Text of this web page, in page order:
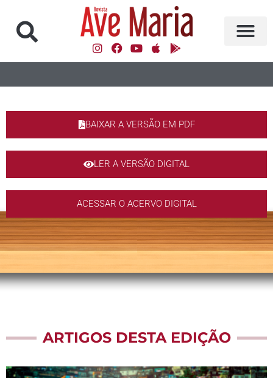
BAIXAR A VERSÃO EM PDF
LER A VERSÃO DIGITAL
ACESSAR O ACERVO DIGITAL
ARTIGOS DESTA EDIÇÃO